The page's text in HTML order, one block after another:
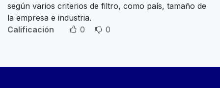
según varios criterios de filtro, como país, tamaño de
la empresa e industria.
Calificación
0 0